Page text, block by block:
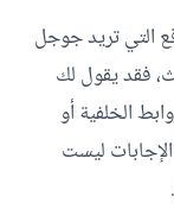
التي تريد جوجل
فقد يقول لك
الخلفية أو
ليست